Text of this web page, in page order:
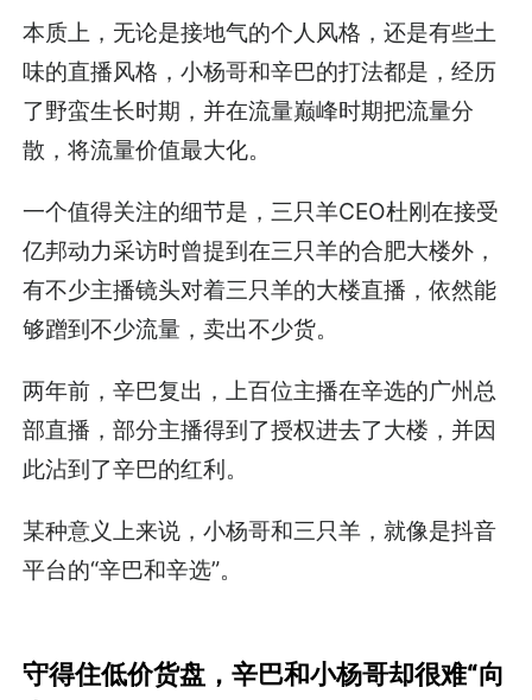
本质上，无论是接地气的个人风格，还是有些土
味的直播风格，小杨哥和辛巴的打法都是，经历
了野蛮生长时期，并在流量巅峰时期把流量分
散，将流量价值最大化。
一个值得关注的细节是，三只羊CEO杜刚在接受
亿邦动力采访时曾提到在三只羊的合肥大楼外，
有不少主播镜头对着三只羊的大楼直播，依然能
够蹭到不少流量，卖出不少货。
两年前，辛巴复出，上百位主播在辛选的广州总
部直播，部分主播得到了授权进去了大楼，并因
此沾到了辛巴的红利。
某种意义上来说，小杨哥和三只羊，就像是抖音
平台的“辛巴和辛选”。
守得住低价货盘，辛巴和小杨哥却很难“向